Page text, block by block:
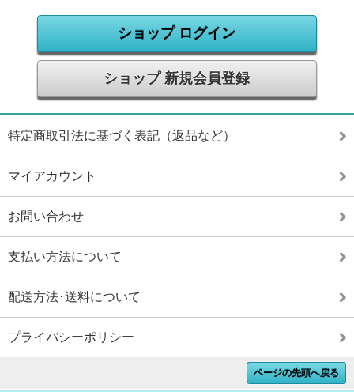
ショップ ログイン
ショップ 新規会員登録
特定商取引法に基づく表記（返品など）
マイアカウント
お問い合わせ
支払い方法について
配送方法･送料について
プライバシーポリシー
ページの先頭へ戻る